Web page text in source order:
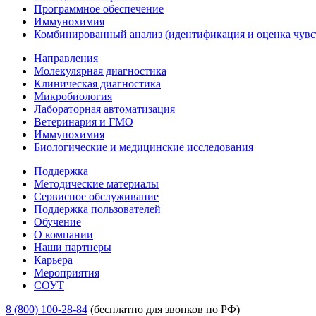
Программное обеспечение
Иммунохимия
Комбинированный анализ (идентификация и оценка
Направления
Молекулярная диагностика
Клиническая диагностика
Микробиология
Лабораторная автоматизация
Ветеринария и ГМО
Иммунохимия
Биологические и медицинские исследования
Поддержка
Методические материалы
Сервисное обслуживание
Поддержка пользователей
Обучение
О компании
Наши партнеры
Карьера
Мероприятия
СОУТ
8 (800) 100-28-84 (бесплатно для звонков по РФ)